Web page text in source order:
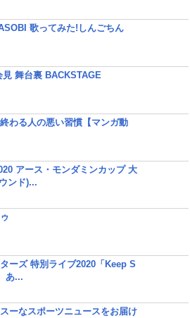
歌ってみた!しんごちん
舞台裏 BACKSTAGE
終わる人の悪い習慣【マンガ動
アース・モンダミンカップ 大
ンド)...
ーズ 特別ライブ2020「Keep S
あ...
ーなスポーツニュースをお届け